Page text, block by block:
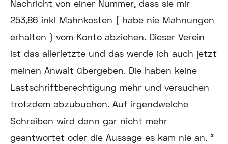
Nachricht von einer Nummer, dass sie mir
253,86 inkl Mahnkosten ( habe nie Mahnungen
erhalten ) vom Konto abziehen. Dieser Verein
ist das allerletzte und das werde ich auch jetzt
meinen Anwalt übergeben. Die haben keine
Lastschriftberechtigung mehr und versuchen
trotzdem abzubuchen. Auf irgendwelche
Schreiben wird dann gar nicht mehr
geantwortet oder die Aussage es kam nie an. “